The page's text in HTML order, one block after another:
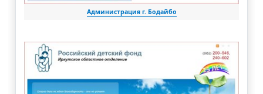
Администрация г. Бодайбо